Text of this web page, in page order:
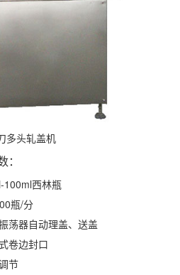
多头轧盖机
100ml西林瓶
瓶/分
荡器自动理盖、送盖
卷边封口
节